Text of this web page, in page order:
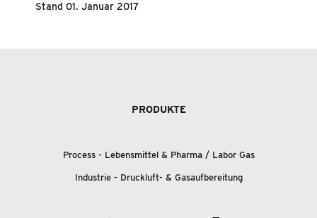
Stand 01. Januar 2017
PRODUKTE
Process - Lebensmittel &Pharma / Labor Gas
Industrie - Druckluft- &Gasaufbereitung